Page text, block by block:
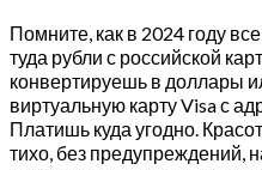
Помните, как в 2024 году
туда рубли с российской
конвертируешь в доллары
виртуальную карту Visa с
Платишь куда угодно.
тихо, без предупреждений,